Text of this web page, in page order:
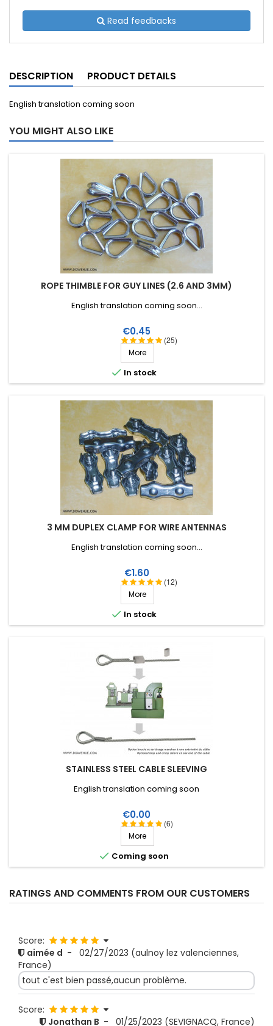
Read feedbacks
DESCRIPTION PRODUCT DETAILS
English translation coming soon
YOU MIGHT ALSO LIKE
ROPE THIMBLE FOR GUY LINES (2.6 AND 3MM)
(25)
English translation coming soon...
Price
€0.45
More
 In stock
3 MM DUPLEX CLAMP FOR WIRE ANTENNAS
(12)
English translation coming soon...
Price
€1.60
More
 In stock
STAINLESS STEEL CABLE SLEEVING
(6)
English translation coming soon
Price
€0.00
More
 Coming soon
RATINGS AND COMMENTS FROM OUR CUSTOMERS
Score:
aimée d - 02/27/2023 (aulnoy lez valenciennes,
France)
tout c'est bien passé,aucun problème.
Score:
Jonathan B - 01/25/2023 (SEVIGNACQ, France)